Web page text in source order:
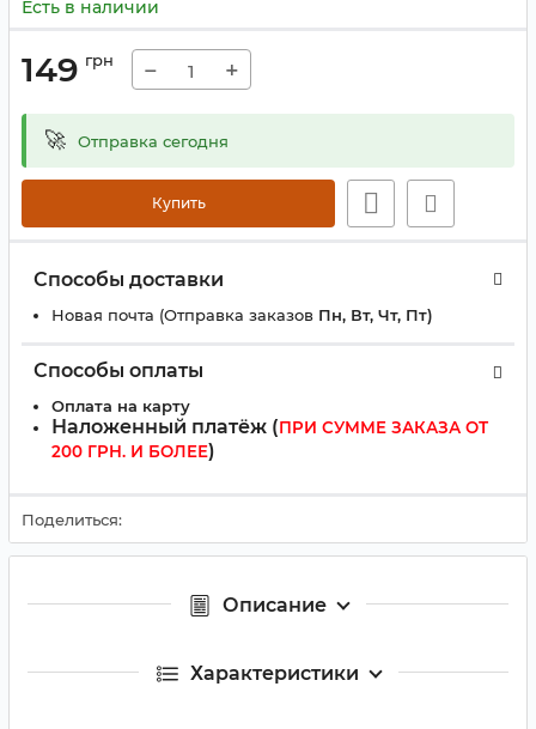
Есть в наличии
149 грн − +
🚀 Отправка сегодня
Купить
Способы доставки
Новая почта (Отправка заказов Пн, Вт, Чт, Пт)
Способы оплаты
Оплата на карту
Наложенный платёж (ПРИ СУММЕ ЗАКАЗА ОТ
200 ГРН. И БОЛЕЕ)
Поделиться:
Описание
Характеристики